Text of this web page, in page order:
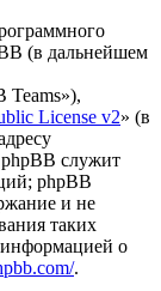
(в дальнейшем
Teams»),
License v2» (в
служит
phpBB
и не
таких
о
.